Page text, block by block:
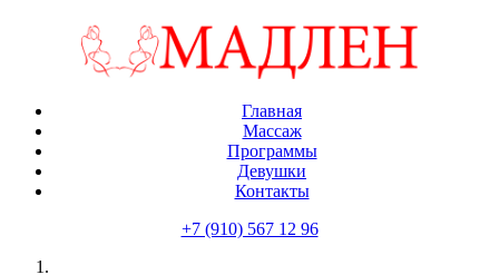
Главная
Массаж
Программы
Девушки
Контакты
+7 (910) 567 12 96